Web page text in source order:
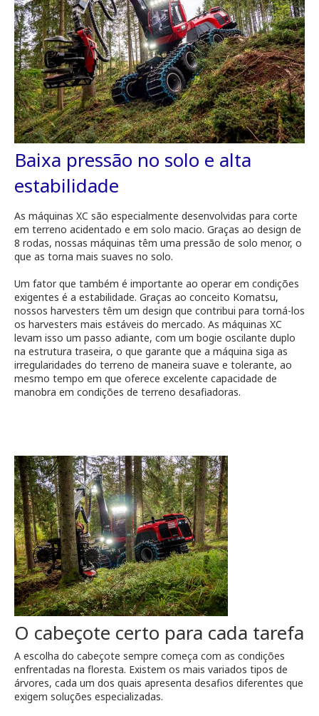
Baixa pressão no solo e alta
estabilidade
As máquinas XC são especialmente desenvolvidas para corte
em terreno acidentado e em solo macio. Graças ao design de
8 rodas, nossas máquinas têm uma pressão de solo menor, o
que as torna mais suaves no solo.
Um fator que também é importante ao operar em condições
exigentes é a estabilidade. Graças ao conceito Komatsu,
nossos harvesters têm um design que contribui para torná-los
os harvesters mais estáveis do mercado. As máquinas XC
levam isso um passo adiante, com um bogie oscilante duplo
na estrutura traseira, o que garante que a máquina siga as
irregularidades do terreno de maneira suave e tolerante, ao
mesmo tempo em que oferece excelente capacidade de
manobra em condições de terreno desafiadoras.
O cabeçote certo para cada tarefa
A escolha do cabeçote sempre começa com as condições
enfrentadas na floresta. Existem os mais variados tipos de
árvores, cada um dos quais apresenta desafios diferentes que
exigem soluções especializadas.